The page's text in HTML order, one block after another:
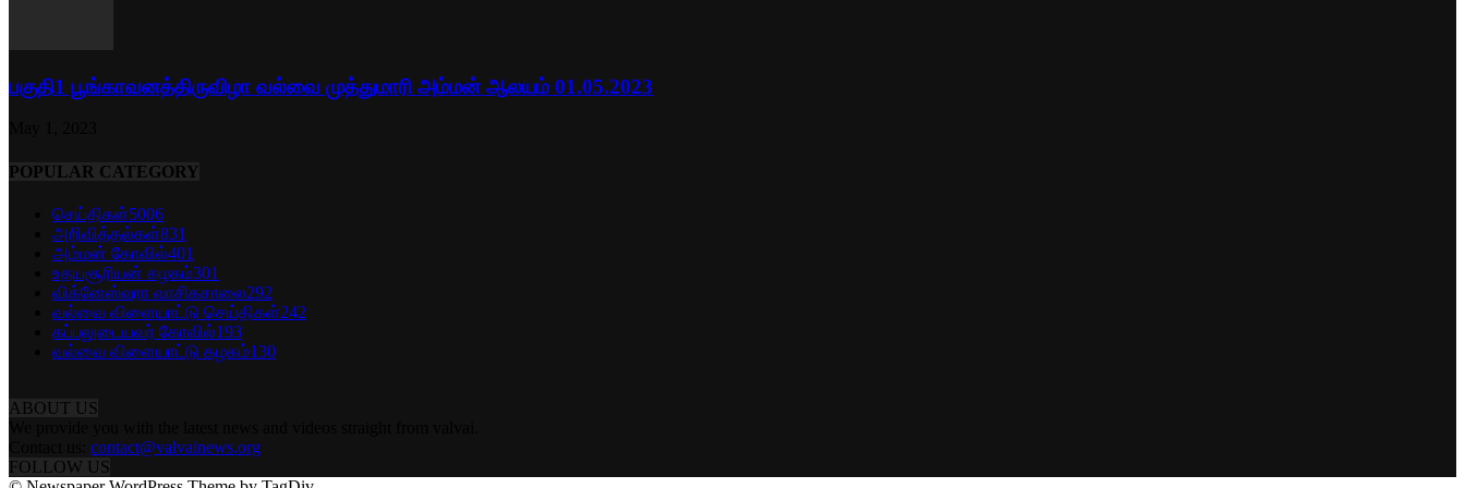
பகுதி1 பூங்காவனத்திருவிழா வல்வை முத்துமாரி அம்மன் ஆலயம் 01.05.2023
POPULAR CATEGORY
செய்திகள்5006
அறிவித்தல்கள்831
அம்மன் கோவில்401
உதயசூரியன் கழகம்301
விக்னேஸ்வரா வாசிகசாலை292
வல்வை விளையாட்டு செய்திகள்242
கப்பலுடையவர் கோவில்193
வல்வை விளையாட்டு கழகம்130
ABOUT US
contact@valvainews.org
FOLLOW US